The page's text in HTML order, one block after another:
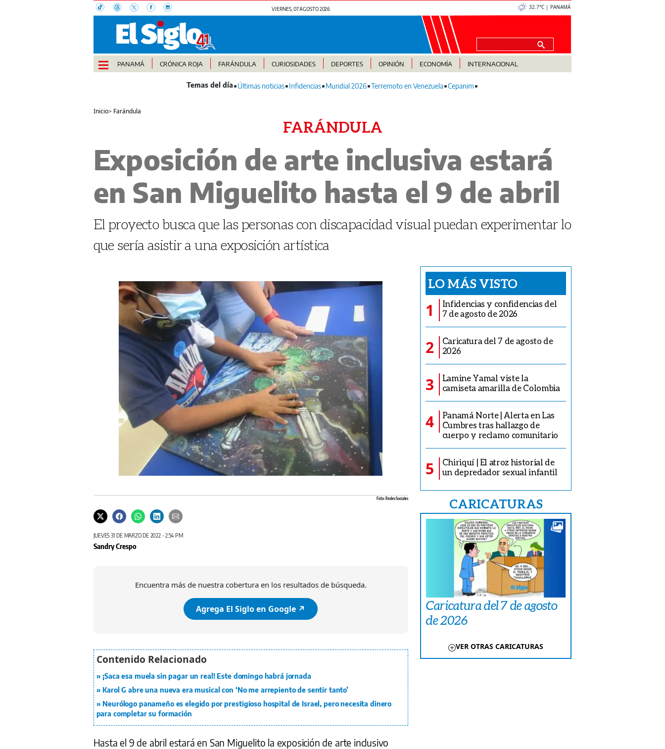
VIERNES, 07 AGOSTO 2026 32.7°C | PANAMÁ
PANAMÁ CRÓNICA ROJA FARÁNDULA CURIOSIDADES DEPORTES OPINIÓN ECONOMÍA INTERNACIONAL
Últimas noticias Infidencias Mundial 2026 Terremoto en Venezuela Cepanim
Inicio> Farándula
FARÁNDULA
Exposición de arte inclusiva estará
en San Miguelito hasta el 9 de abril
El proyecto busca que las personas con discapacidad visual puedan experimentar lo
que sería asistir a una exposición artística
Foto: Redes Sociales
JUEVES 31 DE MARZO DE 2022 - 2:54 PM
Sandry Crespo
Encuentra más de nuestra cobertura en los resultados de búsqueda.
Agrega El Siglo en Google ↗️
¡Saca esa muela sin pagar un real! Este domingo habrá jornada
Karol G abre una nueva era musical con ‘No me arrepiento de sentir tanto’
Neurólogo panameño es elegido por prestigioso hospital de Israel, pero necesita dinero
para completar su formación
Hasta el 9 de abril estará en San Miguelito la exposición de arte inclusivo
LO MÁS VISTO
1
Infidencias y confidencias del
7 de agosto de 2026
2
Caricatura del 7 de agosto de
2026
3
Lamine Yamal viste la
camiseta amarilla de Colombia
4
Panamá Norte | Alerta en Las
Cumbres tras hallazgo de
cuerpo y reclamo comunitario
5
Chiriquí | El atroz historial de
un depredador sexual infantil
CARICATURAS
Caricatura del 7 de agosto
de 2026
VER OTRAS CARICATURAS